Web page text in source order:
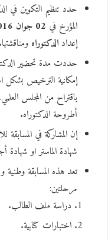
حدد تنظيم التكوين في
المؤرخ في 02 جوان 2016
إعدادالدكتوراه ومناقشتها.
حددت مدة تحضير
إمكانية الترخيص بشكل
باقتراح من المجلس
أطروحة الدكتوراه.
إن المشاركة في
شهادة الماستر او شهادة
تعد هذه المسابقة
مرحلتين:
دراسة ملف الطالب.
اختبارات كتابية.